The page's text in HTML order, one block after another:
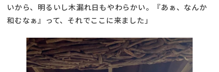
いから、明るいし木漏れ日もやわらかい。『あぁ、なんか
和むなぁ』って、それでここに来ました」